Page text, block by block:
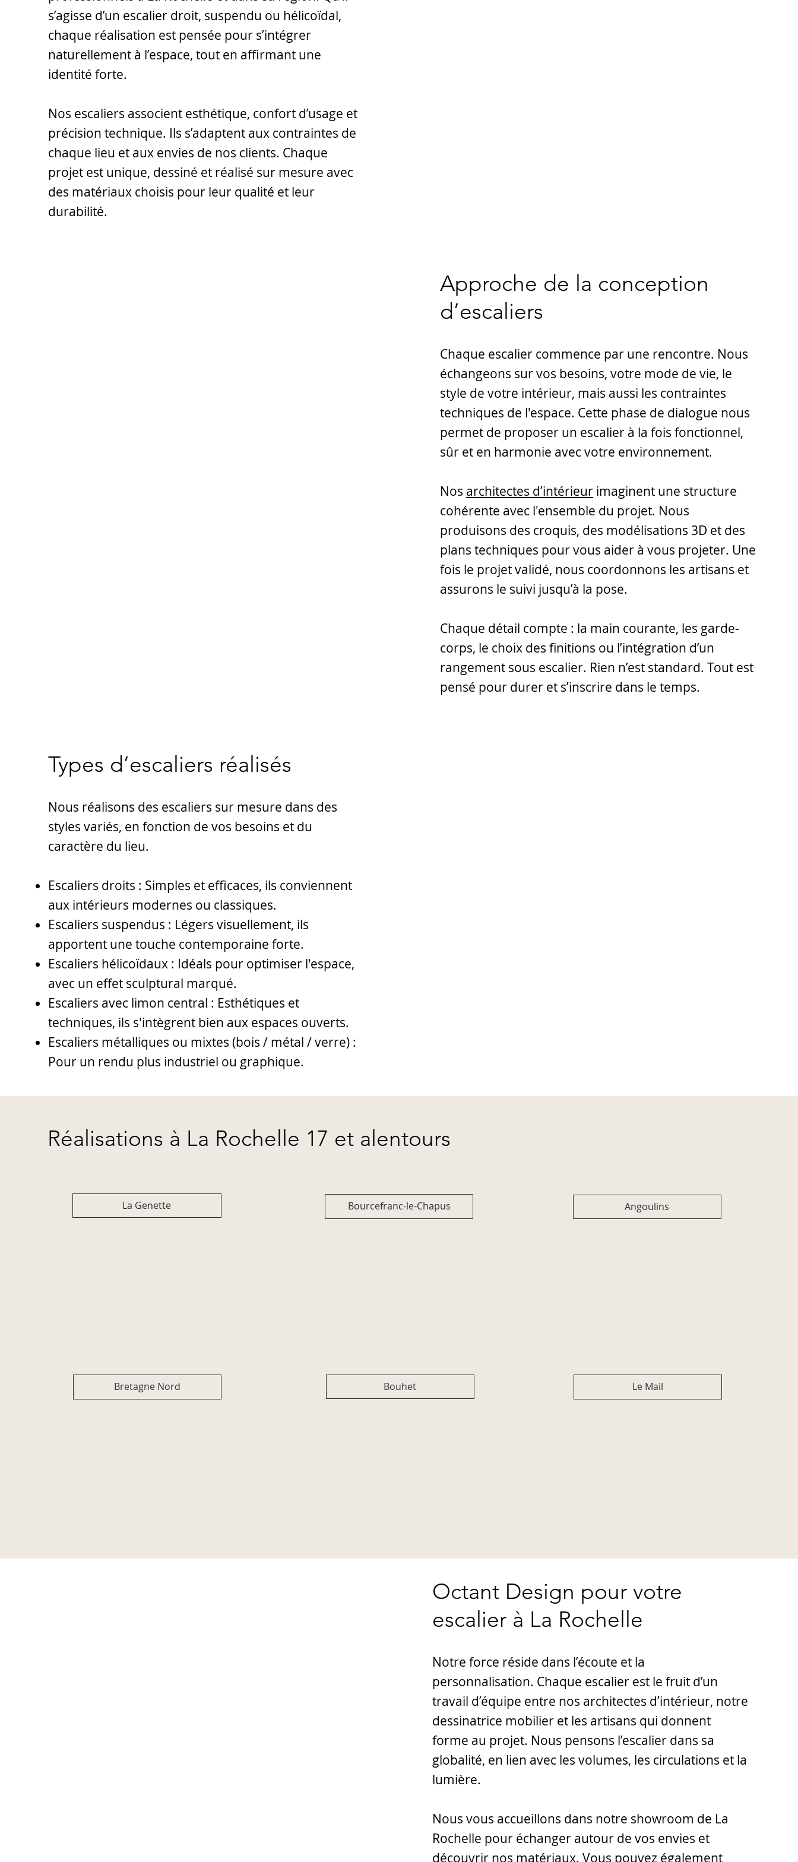
s’agisse d’un escalier droit, suspendu ou hélicoïdal,
chaque réalisation est pensée pour s’intégrer
naturellement à l’espace, tout en affirmant une
identité forte.
Nos escaliers associent esthétique, confort d’usage et
précision technique. Ils s’adaptent aux contraintes de
chaque lieu et aux envies de nos clients. Chaque
projet est unique, dessiné et réalisé sur mesure avec
des matériaux choisis pour leur qualité et leur
durabilité.
Approche de la conception
d’escaliers
Chaque escalier commence par une rencontre. Nous
échangeons sur vos besoins, votre mode de vie, le
style de votre intérieur, mais aussi les contraintes
techniques de l'espace. Cette phase de dialogue nous
permet de proposer un escalier à la fois fonctionnel,
sûr et en harmonie avec votre environnement.
Nos architectes d’intérieur imaginent une structure
cohérente avec l'ensemble du projet. Nous
produisons des croquis, des modélisations 3D et des
plans techniques pour vous aider à vous projeter. Une
fois le projet validé, nous coordonnons les artisans et
assurons le suivi jusqu’à la pose.
Chaque détail compte : la main courante, les garde-
corps, le choix des finitions ou l’intégration d’un
rangement sous escalier. Rien n’est standard. Tout est
pensé pour durer et s’inscrire dans le temps.
Types d’escaliers réalisés
Nous réalisons des escaliers sur mesure dans des
styles variés, en fonction de vos besoins et du
caractère du lieu.
Escaliers droits : Simples et efficaces, ils conviennent
aux intérieurs modernes ou classiques.
Escaliers suspendus : Légers visuellement, ils
apportent une touche contemporaine forte.
Escaliers hélicoïdaux : Idéals pour optimiser l'espace,
avec un effet sculptural marqué.
Escaliers avec limon central : Esthétiques et
techniques, ils s'intègrent bien aux espaces ouverts.
Escaliers métalliques ou mixtes (bois / métal / verre) :
Pour un rendu plus industriel ou graphique.
Réalisations à La Rochelle 17 et alentours
La Genette
Bretagne Nord
Bourcefranc-le-Chapus
Bouhet
Angoulins
Le Mail
Octant Design pour votre
escalier à La Rochelle
Notre force réside dans l’écoute et la
personnalisation. Chaque escalier est le fruit d’un
travail d’équipe entre nos architectes d’intérieur, notre
dessinatrice mobilier et les artisans qui donnent
forme au projet. Nous pensons l’escalier dans sa
globalité, en lien avec les volumes, les circulations et la
lumière.
Nous vous accueillons dans notre showroom de La
Rochelle pour échanger autour de vos envies et
découvrir nos matériaux. Vous pouvez également